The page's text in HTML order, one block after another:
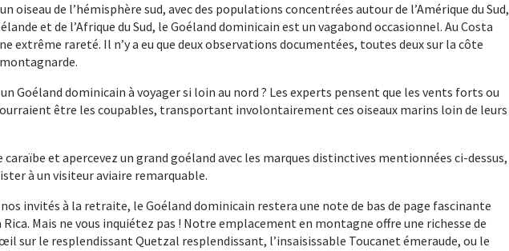
oiseau de l’hémisphère sud, avec des populations concentrées autour de l’Amérique du Sud,
et de l’Afrique du Sud, le Goéland dominicain est un vagabond occasionnel. Au Costa
extrême rareté. Il n’y a eu que deux observations documentées, toutes deux sur la côte
Goéland dominicain à voyager si loin au nord ? Les experts pensent que les vents forts ou
être les coupables, transportant involontairement ces oiseaux marins loin de leurs
caraïbe et apercevez un grand goéland avec les marques distinctives mentionnées ci-dessus,
à un visiteur aviaire remarquable.
invités à la retraite, le Goéland dominicain restera une note de bas de page fascinante
Mais ne vous inquiétez pas ! Notre emplacement en montagne offre une richesse de
sur le resplendissant Quetzal resplendissant, l’insaisissable Toucanet émeraude, ou le